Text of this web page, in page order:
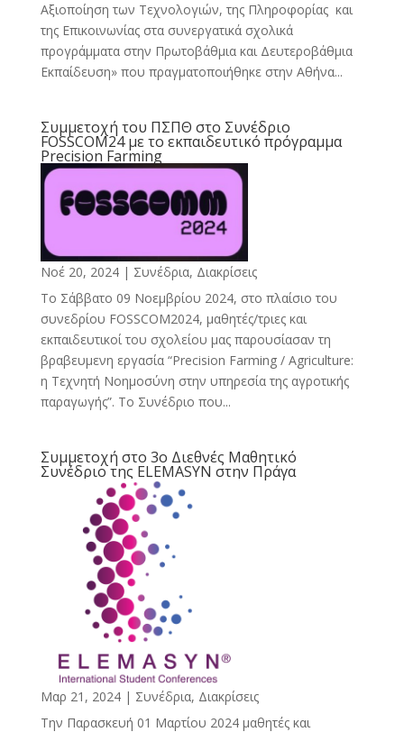
Αξιοποίηση των Τεχνολογιών, της Πληροφορίας και
της Επικοινωνίας στα συνεργατικά σχολικά
προγράμματα στην Πρωτοβάθμια και Δευτεροβάθμια
Εκπαίδευση» που πραγματοποιήθηκε στην Αθήνα...
Συμμετοχή του ΠΣΠΘ στο Συνέδριο
FOSSCOM24 με το εκπαιδευτικό πρόγραμμα
Precision Farming
Νοέ 20, 2024| Συνέδρια, Διακρίσεις
Το Σάββατο 09 Νοεμβρίου 2024, στο πλαίσιο του
συνεδρίου FOSSCOM2024, μαθητές/τριες και
εκπαιδευτικοί του σχολείου μας παρουσίασαν τη
βραβευμενη εργασία “Precision Farming / Agriculture:
η Τεχνητή Νοημοσύνη στην υπηρεσία της αγροτικής
παραγωγής”. Το Συνέδριο που...
Συμμετοχή στο 3ο Διεθνές Μαθητικό
Συνέδριο της ELEMASYN στην Πράγα
Μαρ 21, 2024| Συνέδρια, Διακρίσεις
Την Παρασκευή 01 Μαρτίου 2024 μαθητές και